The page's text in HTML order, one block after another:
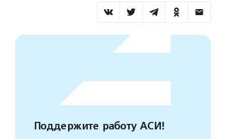
Поддержите работу АСИ!